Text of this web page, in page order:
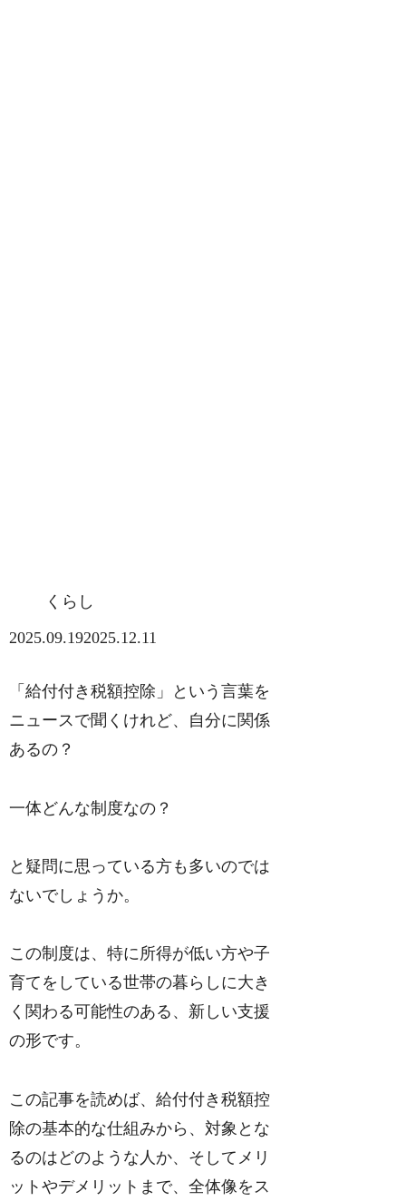
くらし
2025.09.192025.12.11
「給付付き税額控除」という言葉を
ニュースで聞くけれど、自分に関係
あるの？
一体どんな制度なの？
と疑問に思っている方も多いのでは
ないでしょうか。
この制度は、特に所得が低い方や子
育てをしている世帯の暮らしに大き
く関わる可能性のある、新しい支援
の形です。
この記事を読めば、給付付き税額控
除の基本的な仕組みから、対象とな
るのはどのような人か、そしてメリ
ットやデメリットまで、全体像をス